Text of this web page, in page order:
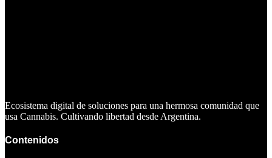
Ecosistema digital de soluciones para una hermosa comunidad que
usa Cannabis. Cultivando libertad desde Argentina.
Contenidos